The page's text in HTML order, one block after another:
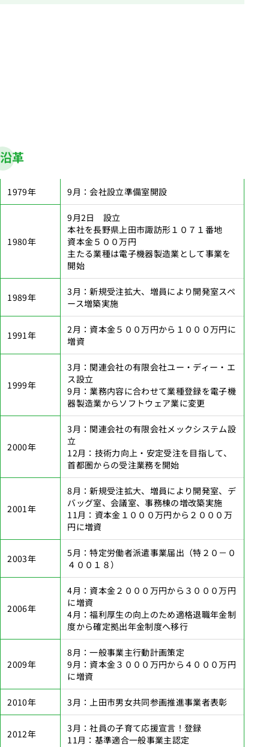
沿革
1979年 9月：会社設立準備室開設
1980年
9月2日 設立
本社を長野県上田市諏訪形１０７１番地
資本金５００万円
主たる業種は電子機器製造業として事業を
開始
1989年
3月：新規受注拡大、増員により開発室スペ
ース増築実施
1991年
2月：資本金５００万円から１０００万円に
増資
1999年
3月：関連会社の有限会社ユー・ディー・エ
ス設立
9月：業務内容に合わせて業種登録を電子機
器製造業からソフトウェア業に変更
2000年
3月：関連会社の有限会社メックシステム設
立
12月：技術力向上・安定受注を目指して、
首都圏からの受注業務を開始
2001年
8月：新規受注拡大、増員により開発室、デ
バッグ室、会議室、事務棟の増改築実施
11月：資本金１０００万円から２０００万
円に増資
2003年
5月：特定労働者派遣事業届出（特２０－０
４００１８）
2006年
4月：資本金２０００万円から３０００万円
に増資
4月：福利厚生の向上のため適格退職年金制
度から確定拠出年金制度へ移行
2009年
8月：一般事業主行動計画策定
9月：資本金３０００万円から４０００万円
に増資
2010年 3月：上田市男女共同参画推進事業者表彰
2012年
3月：社員の子育て応援宣言！登録
11月：基準適合一般事業主認定